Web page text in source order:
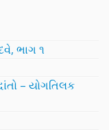
ભાગ ૧
– યોગતિલક